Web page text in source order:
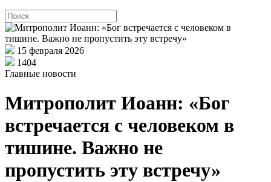
15 февраля 2026
1404
Главные новости
Митрополит Иоанн: «Бог
встречается с человеком в
тишине. Важно не
пропустить эту встречу»